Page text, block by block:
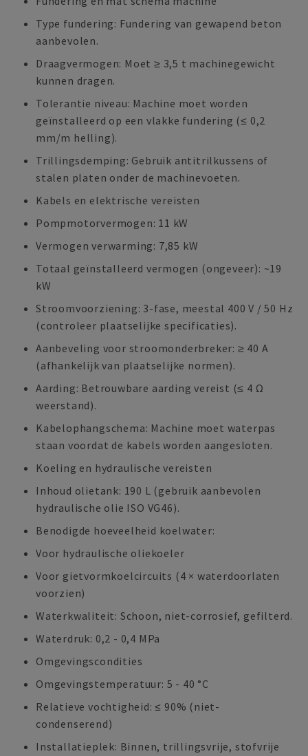
Type fundering: Fundering van gewapend beton
aanbevolen.
Draagvermogen: Moet ≥ 3,5 t machinegewicht
kunnen dragen.
Tolerantie niveau: Machine moet worden
geïnstalleerd op een vlakke fundering (≤ 0,2
mm/m helling).
Trillingsdemping: Gebruik antitrilkussens of
stalen platen onder de machinevoeten.
Kabels en elektrische vereisten
Pompmotorvermogen: 11 kW
Vermogen verwarming: 7,85 kW
Totaal geïnstalleerd vermogen (ongeveer): ~19
kW
Stroomvoorziening: 3-fase, meestal 400 V / 50 Hz
(controleer plaatselijke specificaties).
Aanbeveling voor stroomonderbreker: ≥ 40 A
(afhankelijk van plaatselijke normen).
Aarding: Betrouwbare aarding vereist (≤ 4 Ω
weerstand).
Kabelophangschema: Machine moet waterpas
staan voordat de kabels worden aangesloten.
Koeling en hydraulische vereisten
Inhoud olietank: 190 L (gebruik aanbevolen
hydraulische olie ISO VG46).
Benodigde hoeveelheid koelwater:
Voor hydraulische oliekoeler
Voor gietvormkoelcircuits (4 × waterdoorlaten
voorzien)
Waterkwaliteit: Schoon, niet-corrosief, gefilterd.
Waterdruk: 0,2 - 0,4 MPa
Omgevingscondities
Omgevingstemperatuur: 5 - 40 °C
Relatieve vochtigheid: ≤ 90% (niet-
condenserend)
Installatieplek: Binnen, trillingsvrije, stofvrije